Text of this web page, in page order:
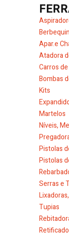
Apar.e
Atadora
Carros
Bombas
Kits
Martelos
Níveis,
Pistolas
Pistolas
Serras
Tupias